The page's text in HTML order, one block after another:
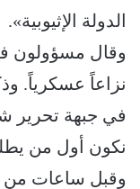
الدولة الإثيوبية».
وقال مسؤولون
نزاعاً عسكرياً.
في جبهة تحرير
نكون أول من
وقبل ساعات من